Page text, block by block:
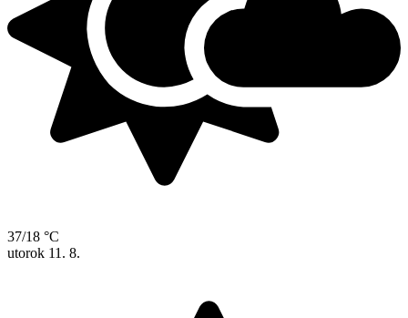
37/18 °C
utorok 11. 8.